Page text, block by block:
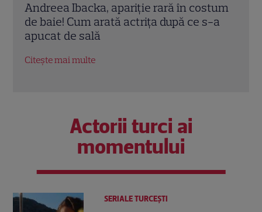
Sofia Vergara, apariție spectaculoasă în
costum de baie la 54 de ani. Cum s-a
distrat actrița în Italia
Citește mai multe
Actorii turci ai
momentului
SERIALE TURCEŞTI